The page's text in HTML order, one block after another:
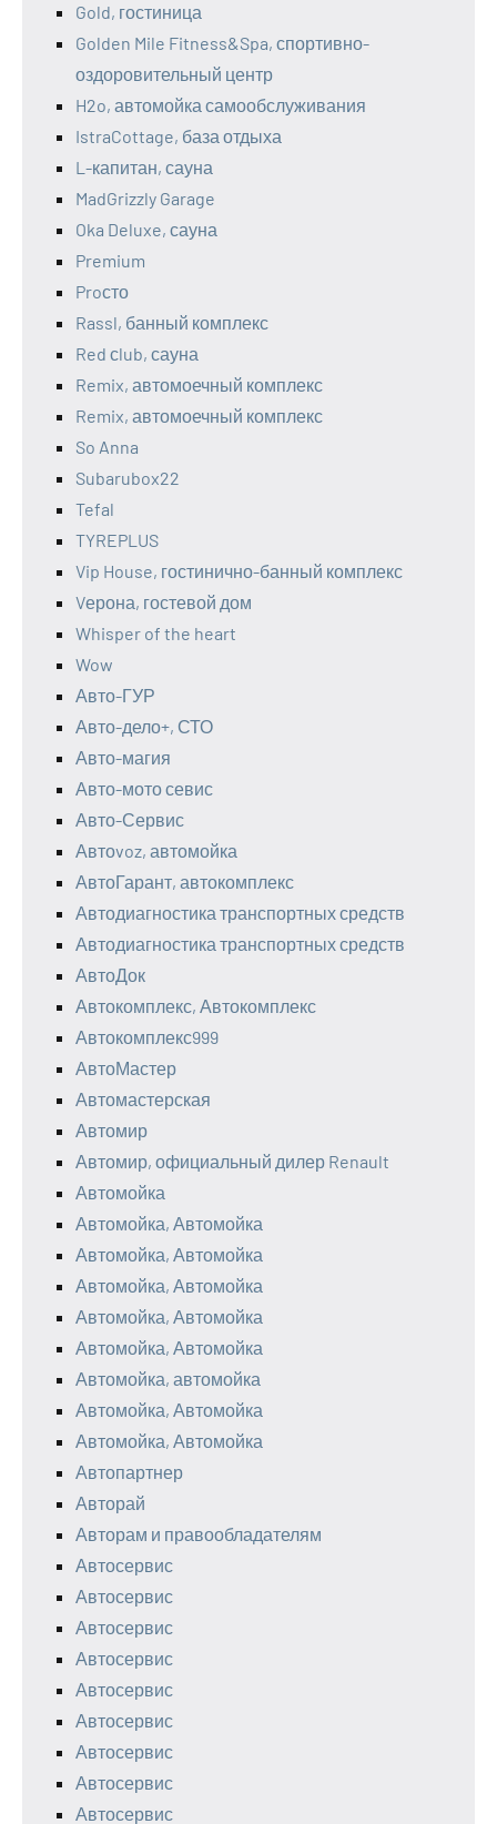
Gold, гостиница
Golden Mile Fitness&Spa, спортивно-
оздоровительный центр
H2o, автомойка самообслуживания
IstraCottage, база отдыха
L-капитан, сауна
MadGrizzly Garage
Oka Deluxe, сауна
Premium
Proсто
Rassl, банный комплекс
Red сlub, сауна
Remix, автомоечный комплекс
Remix, автомоечный комплекс
So Anna
Subarubox22
Tefal
TYREPLUS
Vip House, гостинично-банный комплекс
Vерона, гостевой дом
Whisper of the heart
Wow
Авто-ГУР
Авто-дело+, СТО
Авто-магия
Авто-мото севис
Авто-Сервис
Автоvoz, автомойка
АвтоГарант, автокомплекс
Автодиагностика транспортных средств
Автодиагностика транспортных средств
АвтоДок
Автокомплекс, Автокомплекс
Автокомплекс999
АвтоМастер
Автомастерская
Автомир
Автомир, официальный дилер Renault
Автомойка
Автомойка, Автомойка
Автомойка, Автомойка
Автомойка, Автомойка
Автомойка, Автомойка
Автомойка, Автомойка
Автомойка, автомойка
Автомойка, Автомойка
Автомойка, Автомойка
Автопартнер
Авторай
Авторам и правообладателям
Автосервис
Автосервис
Автосервис
Автосервис
Автосервис
Автосервис
Автосервис
Автосервис
Автосервис